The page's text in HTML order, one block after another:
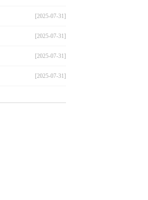
[2025-07-31]
[2025-07-31]
[2025-07-31]
[2025-07-31]